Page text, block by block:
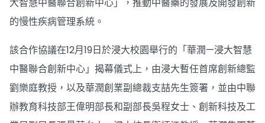
的慢性疾病管理系統。
該合作協議在12月19日於浸大校園舉行的「華潤—浸大智慧
中醫聯合創新中心」揭幕儀式上，由浸大暫任首席創新總監
劉樂庭教授，以及華潤創業副總裁支喆先生簽署，並由中聯
辦教育科技部王偉明部長和副部長吳程女士、創新科技及工